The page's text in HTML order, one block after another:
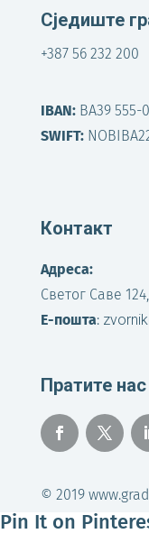
Сједиште
+387 56 232 200
IBAN:BA39 555-
SWIFT:
Контакт
Адреса:
Светог Саве
Е-пошта:
Пратите нас
© 2019
Pin It on